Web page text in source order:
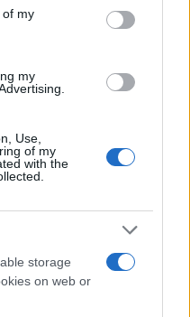
of my
my
Use,
of my
with the
storage
on web or
Nova: Cultura,